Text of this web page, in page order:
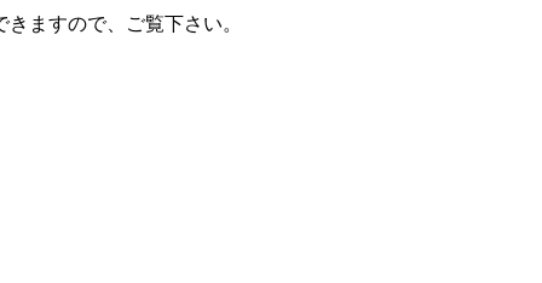
ますので、ご覧下さい。